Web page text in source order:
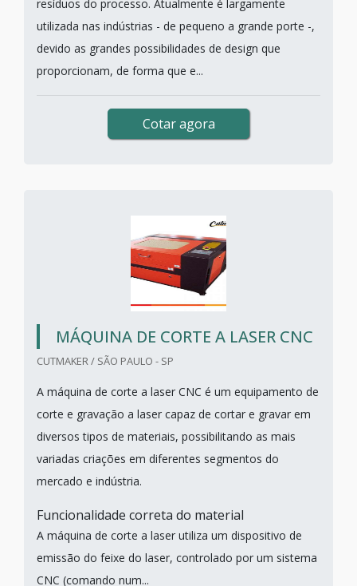
resíduos do processo. Atualmente é largamente
utilizada nas indústrias - de pequeno a grande porte -,
devido as grandes possibilidades de design que
proporcionam, de forma que e...
Cotar agora
MÁQUINA DE CORTE A LASER CNC
CUTMAKER / SÃO PAULO - SP
A máquina de corte a laser CNC é um equipamento de
corte e gravação a laser capaz de cortar e gravar em
diversos tipos de materiais, possibilitando as mais
variadas criações em diferentes segmentos do
mercado e indústria.
Funcionalidade correta do material
A máquina de corte a laser utiliza um dispositivo de
emissão do feixe do laser, controlado por um sistema
CNC (comando num...